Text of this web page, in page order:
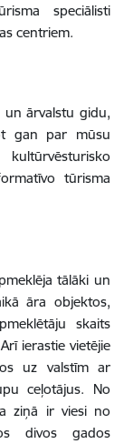
speciālisti
centriem.
un ārvalstu gidu,
gan par mūsu
tūrisma
tālāki un
āra objektos,
skaits
ierastie vietējie
uz valstīm ar
ceļotājus. No
ziņā ir viesi no
divos gados